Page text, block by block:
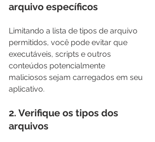
arquivo específicos
Limitando a lista de tipos de arquivo
permitidos, você pode evitar que
executáveis, scripts e outros
conteúdos potencialmente
maliciosos sejam carregados em seu
aplicativo.
2. Verifique os tipos dos
arquivos